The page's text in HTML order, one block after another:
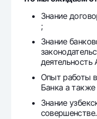
Знание
;
Знание
Опыт работы
Банка а
Знание
совершенстве.